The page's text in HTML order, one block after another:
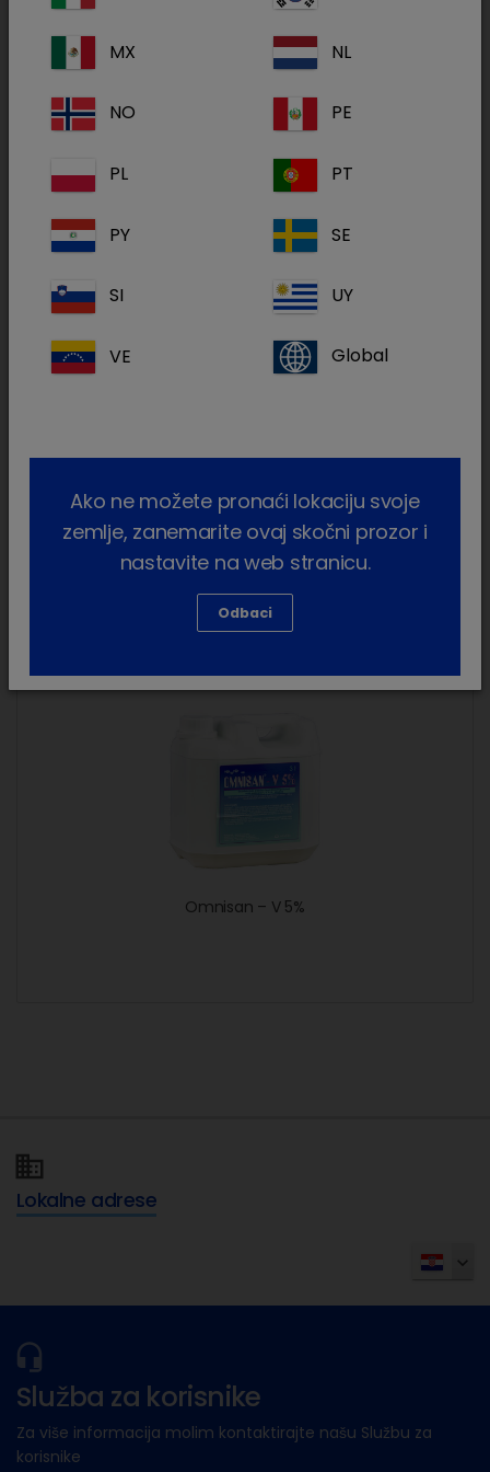
Chlormax®
D-V
Omnisan-V 5%
Omnisan – V 5%
Lokalne adrese
Služba za korisnike
Za više informacija molim kontaktirajte našu Službu za
korisnike
MX NL
NO PE
PL PT
PY SE
SI UY
VE Global
Ako ne možete pronaći lokaciju svoje
zemlje, zanemarite ovaj skočni prozor i
nastavite na web stranicu.
Odbaci